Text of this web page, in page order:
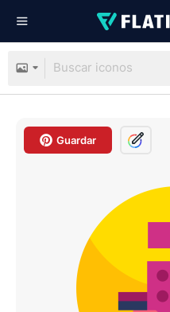
Guardar